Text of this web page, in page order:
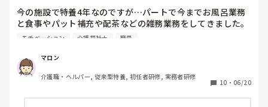
今の施設で特養4年なのですが…パートで今までお風呂業務
と食事やパット補充や配茶などの雑務業務をしてきました。
たり、不規則勤務を6月から始めたのですが…
早出業務は慣れたかも？遅出業務は、服薬とご飯とかで押し
モチベーション 介護福祉士 職員
マロン
介護職・ヘルパー, 従来型特養, 初任者研修, 実務者研修
10 ・ 06/20